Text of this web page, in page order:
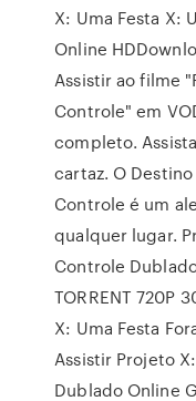
X: Uma Festa X:
Online
Assistir ao filme
Controle" em
completo.
cartaz. O
Controle é um
qualquer lugar.
Controle
TORRENT 720P
X: Uma Festa
Assistir Projeto
Dublado Online